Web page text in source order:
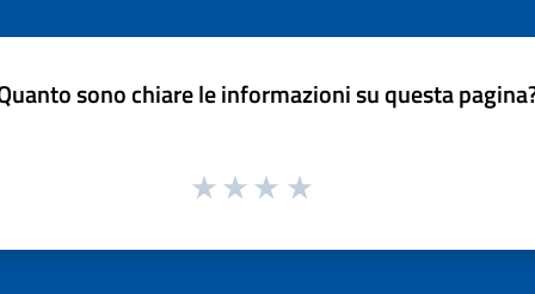
sono chiare le informazioni su questa